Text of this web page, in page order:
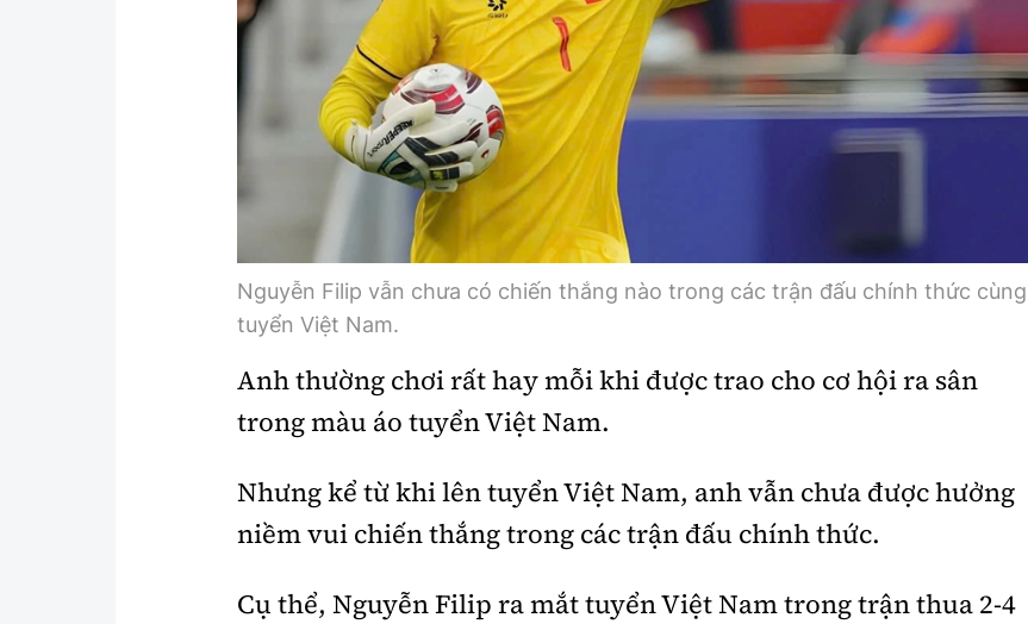
Lao động - Công đoàn
Showbiz
Điện ảnh
Âm nhạc
Bình luận
Hậu trường sao
Sản phẩm mới
AI
Tư vấn
Thế giới giao thông
Thế giới xây dựng
Đi ++
Du lịch
Khám phá
Lối sống
Ẩm thực
Khám phá
Câu chuyện giao thông
Giải trí - Thể thao
Nguyễn Filip vẫn chưa có chiến thắng nào trong các trận đấu chính thức cùng
tuyển Việt Nam.
Anh thường chơi rất hay mỗi khi được trao cho cơ hội ra sân
trong màu áo tuyển Việt Nam.
Nhưng kể từ khi lên tuyển Việt Nam, anh vẫn chưa được hưởng
niềm vui chiến thắng trong các trận đấu chính thức.
Cụ thể, Nguyễn Filip ra mắt tuyển Việt Nam trong trận thua 2-4